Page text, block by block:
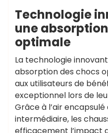
Technologie
une
optimale
La technologie
absorption des chocs
aux utilisateurs de
exceptionnel lors de
Grâce à l’air
intermédiaire, les
efficacement l’impact